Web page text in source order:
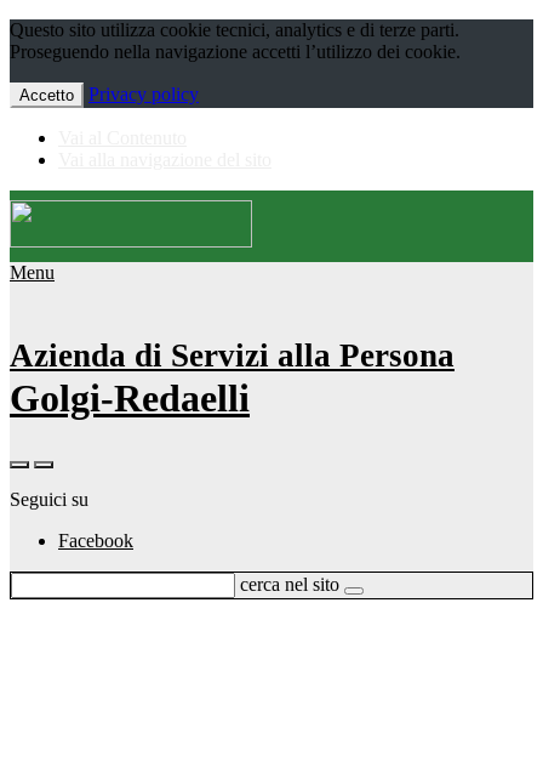
Questo sito utilizza cookie tecnici, analytics e di terze parti.
Proseguendo nella navigazione accetti l’utilizzo dei cookie.
Accetto Privacy policy
Menu
Azienda di Servizi alla Persona
Golgi-Redaelli
Seguici su
Facebook
cerca nel sito